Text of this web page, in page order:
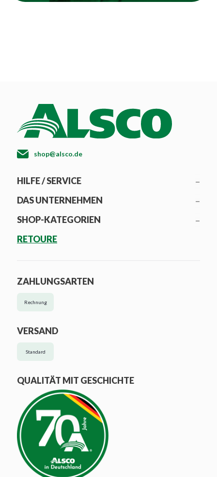
shop@alsco.de
HILFE / SERVICE
DAS UNTERNEHMEN
SHOP-KATEGORIEN
RETOURE
ZAHLUNGSARTEN
Rechnung
VERSAND
Standard
QUALITÄT MIT GESCHICHTE